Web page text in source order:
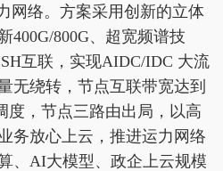
网络。方案采用创新的立体
400G/800G、超宽频谱技
互联，实现AIDC/IDC 大流
无绕转，节点互联带宽达到
度，节点三路由出局，以高
务放心上云，推进运力网络
、AI大模型、政企上云规模